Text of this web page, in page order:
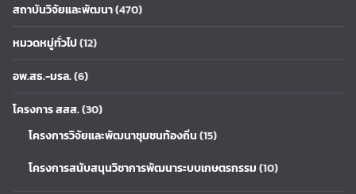
สถาบันวิจัยและพัฒนา(470)
หมวดหมู่ทั่วไป(12)
อพ.สธ.-มรล.(6)
โครงการ สสส.(30)
โครงการวิจัยและพัฒนาชุมชนท้องถิ่น(15)
โครงการสนับสนุนวิชาการพัฒนาระบบเกษตรกรรม(10)